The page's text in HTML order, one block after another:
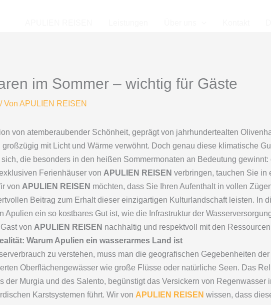
im Sommer – wichtig für Gäste
/ Von APULIEN REISEN
von atemberaubender Schönheit, geprägt von jahrhundertealten
mit Licht und Wärme verwöhnt. Doch genau diese klimatische
sich, die besonders in den heißen Sommermonaten an Bedeutung
Ferienhäuser von APULIEN REISEN verbringen, tauchen Sie in
von APULIEN REISEN möchten, dass Sie Ihren Aufenthalt in vollen
Beitrag zum Erhalt dieser einzigartigen Kulturlandschaft leisten. In
Apulien ein so kostbares Gut ist, wie die Infrastruktur der
von APULIEN REISEN nachhaltig und respektvoll mit den
Warum Apulien ein wasserarmes Land ist
zu verstehen, muss man die geografischen Gegebenheiten
Oberflächengewässer wie große Flüsse oder natürliche Seen. Das
der Murgia und des Salento, begünstigt das Versickern von Regenwasser
Karstsystemen führt. Wir von APULIEN REISEN wissen, dass